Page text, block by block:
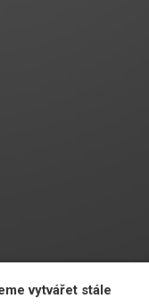
vytvářet stále